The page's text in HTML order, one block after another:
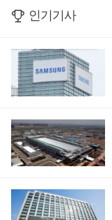
인기기사